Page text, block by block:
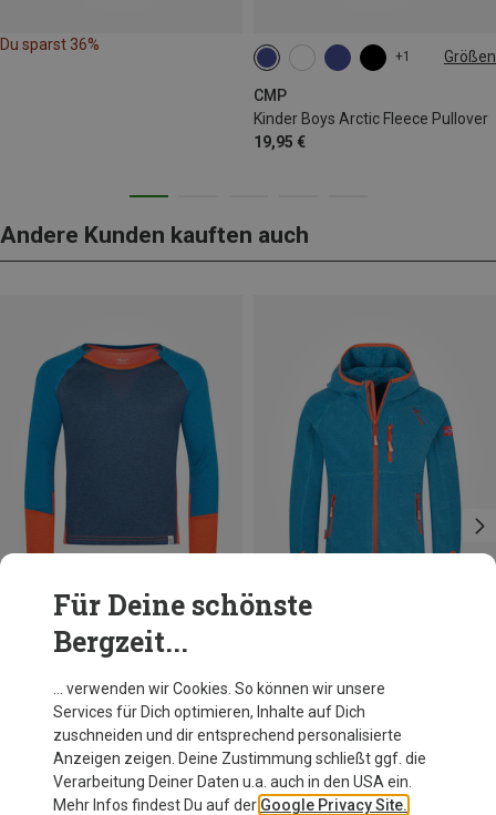
Du sparst 36%
+1 Größen
CMP
Kinder Boys Arctic Fleece Pullover
19,95 €
140
Andere Kunden kauften auch
Du sparst bis 49%
Für Deine schönste
Bergzeit...
… verwenden wir Cookies. So können wir unsere
Services für Dich optimieren, Inhalte auf Dich
zuschneiden und dir entsprechend personalisierte
Anzeigen zeigen. Deine Zustimmung schließt ggf. die
Verarbeitung Deiner Daten u.a. auch in den USA ein.
Mehr Infos findest Du auf der Google Privacy Site.